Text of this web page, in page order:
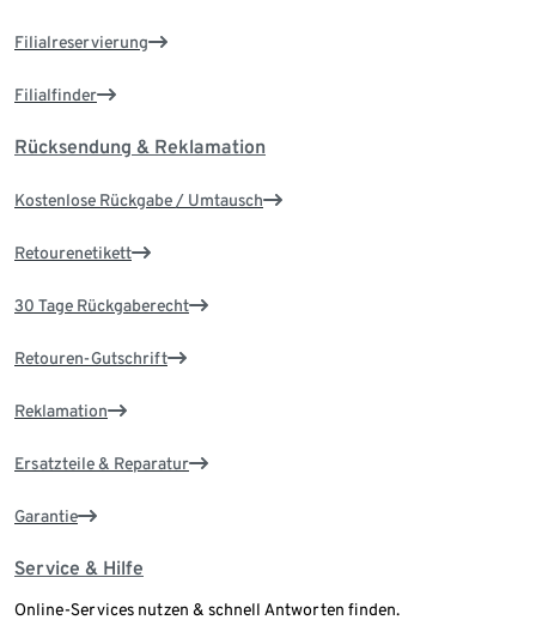
Filialreservierung
Filialfinder
Rücksendung & Reklamation
Kostenlose Rückgabe / Umtausch
Retourenetikett
30 Tage Rückgaberecht
Retouren-Gutschrift
Reklamation
Ersatzteile & Reparatur
Garantie
Service & Hilfe
Online-Services nutzen & schnell Antworten finden.